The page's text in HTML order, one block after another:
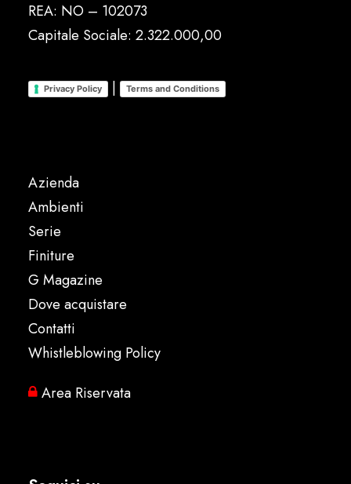
REA: NO – 102073
Capitale Sociale: 2.322.000,00
Privacy Policy | Terms and Conditions
Azienda
Ambienti
Serie
Finiture
G Magazine
Dove acquistare
Contatti
Whistleblowing Policy
Area Riservata